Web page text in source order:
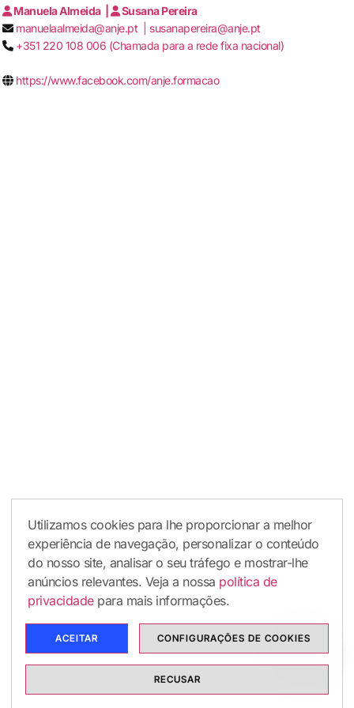
Manuela Almeida |
Susana Pereira
manuelaalmeida@anje.pt | susanapereira@anje.pt
+351 220 108 006 (Chamada para a rede fixa nacional)
https://www.facebook.com/anje.formacao
Utilizamos cookies para lhe proporcionar a melhor
experiência de navegação, personalizar o conteúdo
do nosso site, analisar o seu tráfego e mostrar-lhe
anúncios relevantes. Veja a nossa política de
privacidadepara mais informações.
ACEITAR CONFIGURAÇÕES DE COOKIES
RECUSAR